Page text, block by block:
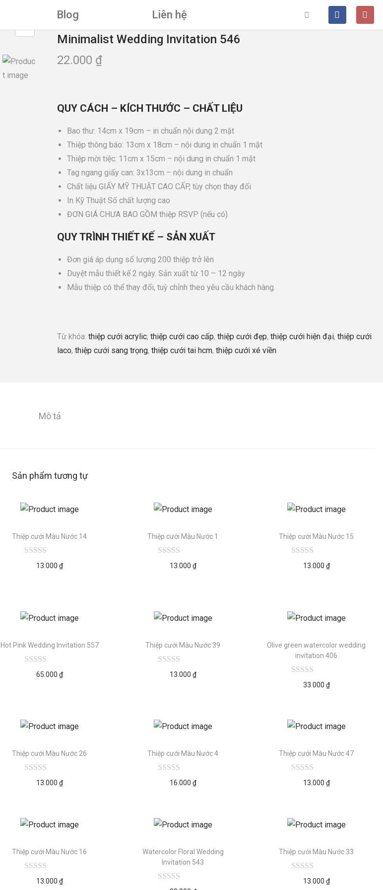
Blog Liên hệ
Minimalist Wedding Invitation 546
22.000 ₫
QUY CÁCH – KÍCH THƯỚC – CHẤT LIỆU
Bao thư: 14cm x 19cm – in chuẩn nội dung 2 mặt
Thiệp thông báo: 13cm x 18cm – nội dung in chuẩn 1 mặt
Thiệp mời tiệc: 11cm x 15cm – nội dung in chuẩn 1 mặt
Tag ngang giấy can: 3x13cm – nội dung in chuẩn
Chất liệu GIẤY MỸ THUẬT CAO CẤP, tùy chọn thay đổi
In Kỹ Thuật Số chất lượng cao
ĐƠN GIÁ CHƯA BAO GỒM thiệp RSVP (nếu có)
QUY TRÌNH THIẾT KẾ – SẢN XUẤT
Đơn giá áp dụng số lượng 200 thiệp trở lên
Duyệt mẫu thiết kế 2 ngày. Sản xuất từ 10 – 12 ngày
Mẫu thiệp có thể thay đổi, tuỳ chỉnh theo yêu cầu khách hàng.
Từ khóa: thiệp cưới acrylic, thiệp cưới cao cấp, thiệp cưới đẹp, thiệp cưới hiện đại, thiệp cưới
laco, thiệp cưới sang trọng, thiệp cưới tai hcm, thiệp cưới xé viền
Mô tả
Sản phẩm tương tự
Thiệp cưới Màu Nước 14
13.000 ₫
Thiệp cưới Màu Nước 1
13.000 ₫
Thiệp cưới Màu Nước 15
13.000 ₫
Hot Pink Wedding Invitation 557
65.000 ₫
Thiệp cưới Màu Nước 39
13.000 ₫
Olive green watercolor wedding
invitation 406
33.000 ₫
Thiệp cưới Màu Nước 26
13.000 ₫
Thiệp cưới Màu Nước 4
16.000 ₫
Thiệp cưới Màu Nước 47
13.000 ₫
Thiệp cưới Màu Nước 16
13.000 ₫
Watercolor Floral Wedding
Invitation 543
Thiệp cưới Màu Nước 33
13.000 ₫